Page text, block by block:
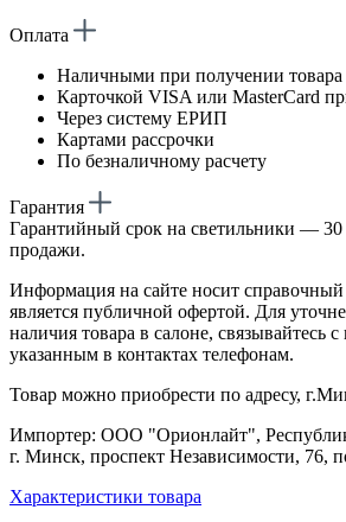
Оплата
Наличными при получении товара
Карточкой VISA или MasterCard
Через систему ЕРИП
Картами рассрочки
По безналичному расчету
Гарантия
Гарантийный срок на светильники — 30
продажи.
Информация на сайте носит справочный
является публичной офертой. Для
наличия товара в салоне, связывайтесь
указанным в контактах телефонам.
Товар можно приобрести по адресу,
Импортер: ООО "Орионлайт",
г. Минск, проспект Независимости, 76,
Характеристики товара